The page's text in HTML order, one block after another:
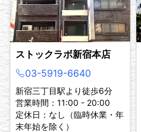
ストックラボ新宿本店
03-5919-6640
新宿三丁目駅より徒歩6分
営業時間：11:00 - 20:00
定休日：なし（臨時休業・年
末年始を除く）